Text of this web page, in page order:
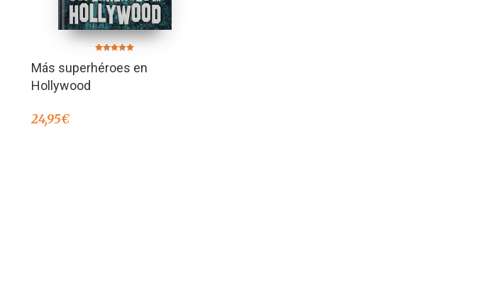
5.00
de 5
Más superhéroes en
Hollywood
24,95€